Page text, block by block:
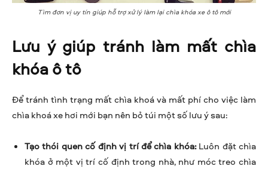
Tìm đơn vị uy tín giúp hỗ trợ xử lý làm lại chìa khóa xe ô tô mới
Lưu ý giúp tránh làm mất chìa
khóa ô tô
Để tránh tình trạng mất chìa khoá và mất phí cho việc làm
chìa khoá xe hơi mới bạn nên bỏ túi một số lưu ý sau:
Tạo thói quen cố định vị trí để chìa khóa:Luôn đặt chìa
khóa ở một vị trí cố định trong nhà, như móc treo chìa